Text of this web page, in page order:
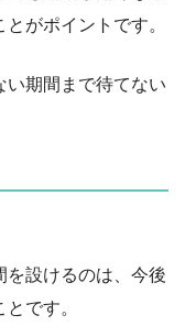
がポイントです。
い期間まで待てない
を設けるのは、今後
です。